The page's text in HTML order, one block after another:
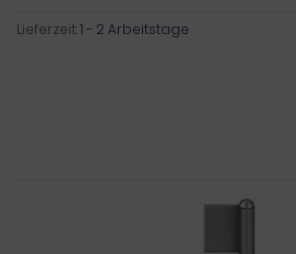
Lieferzeit:1 - 2 Arbeitstage